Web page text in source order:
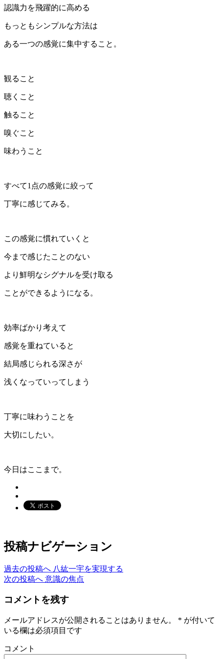
認識力を飛躍的に高める
もっともシンプルな方法は
ある一つの感覚に集中すること。
観ること
聴くこと
触ること
嗅ぐこと
味わうこと
すべて1点の感覚に絞って
丁寧に感じてみる。
この感覚に慣れていくと
今まで感じたことのない
より鮮明なシグナルを受け取る
ことができるようになる。
効率ばかり考えて
感覚を重ねていると
結局感じられる深さが
浅くなっていってしまう
丁寧に味わうことを
大切にしたい。
今日はここまで。
投稿ナビゲーション
過去の投稿へ 八紘一宇を実現する
次の投稿へ 意識の焦点
コメントを残す
メールアドレスが公開されることはありません。 * が付いて
いる欄は必須項目です
コメント